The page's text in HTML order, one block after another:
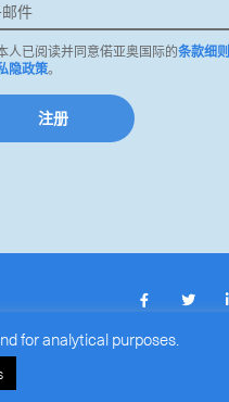
人已阅读并同意偌亚奥国际的条款细则
隐政策。
注册
for analytical purposes.